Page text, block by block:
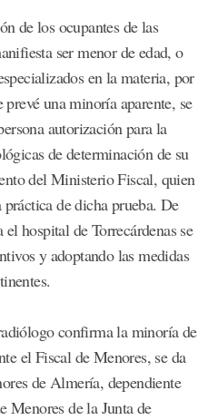
de los ocupantes de las
ser menor de edad, o
en la materia, por
una minoría aparente, se
autorización para la
de determinación de su
del Ministerio Fiscal, quien
de dicha prueba. De
hospital de Torrecárdenas se
y adoptando las medidas
confirma la minoría de
el Fiscal de Menores, se da
de Almería, dependiente
Menores de la Junta de